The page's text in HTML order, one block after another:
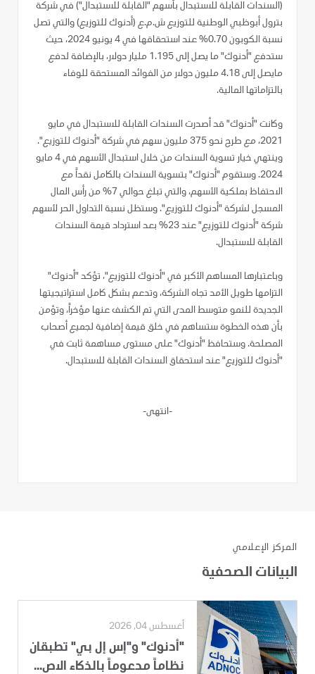
(السندات القابلة للاستبدال بأسهم "القابلة للاستبدال") في شركة
بترول أبوظبي الوطنية للتوزيع ش.م.ع (أدنوك للتوزيع) والتي تصل
نسبة الكوبون 0.70% عند استحقاقها في 4 يونيو 2024، حيث
ستدفع "أدنوك" ما يصل إلى 1.195 مليار دولار، بالإضافة لدفع
مايصل إلى 4.18 مليون دولار من الفوائد المستحقة للوفاء
بالتزاماتها المالية.
وكانت "أدنوك" قد أصدرت السندات القابلة للاستبدال في مايو
2021، مع طرح نحو 375 مليون سهم في شركة "أدنوك للتوزيع".
وينتهي خيار تسوية السندات من خلال استبدال الأسهم في 4 مايو
2024. وستقوم "أدنوك" بتسوية السندات بالكامل نقداً مع
الاحتفاظ بملكية الأسهم، والتي تبلغ حوالي 7% من رأس المال
المسجل لشركة "أدنوك للتوزيع". وستظل نسبة التداول الحر لأسهم
شركة "أدنوك للتوزيع" عند 23% بعد استرداد قيمة السندات
القابلة للاستبدال.
وباعتبارها المساهم الأكبر في "أدنوك للتوزيع"، تؤكد "أدنوك"
التزامها طويل الأمد تجاه الشركة، وتدعم بشكل كامل استراتيجيتها
الجديدة للنمو متوسط المدى التي تم الكشف عنها مؤخراً، وتؤمن
بأن هذه الخطوة ستساهم في خلق قيمة إضافية لجميع أصحاب
المصلحة. وستحافظ "أدنوك" على مستوى مساهمة ثابت في
"أدنوك للتوزيع" عند استحقاق السندات القابلة للاستبدال.
-انتهى-
المركز الإعلامي
البيانات الصحفية
أغسطس 04, 2026
"أدنوك" و"إس إل بي" تطبقان
نظاماً مدعوماً بالذكاء الاص...